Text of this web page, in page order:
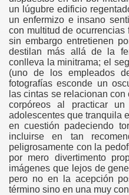
un lúgubre edificio
un enfermizo e insano
con multitud de
sin embargo entretienen
destilan más allá de la
conlleva la minitrama; el
(uno de los empleados
fotografías esconde un
las cintas se relacionan
corpóreos al practicar
adolescentes que tranquila
en cuestión padeciendo
incluirse en tan
peligrosamente con la
por mero divertimento
imágenes que lejos de
pero no en la acepción
término sino en una muy